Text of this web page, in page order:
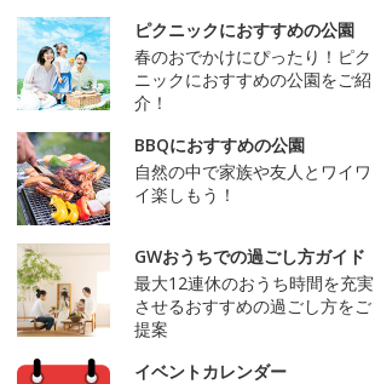
ピクニックにおすすめの公園
春のおでかけにぴったり！ピク
ニックにおすすめの公園をご紹
介！
BBQにおすすめの公園
自然の中で家族や友人とワイワ
イ楽しもう！
GWおうちでの過ごし方ガイド
最大12連休のおうち時間を充実
させるおすすめの過ごし方をご
提案
イベントカレンダー